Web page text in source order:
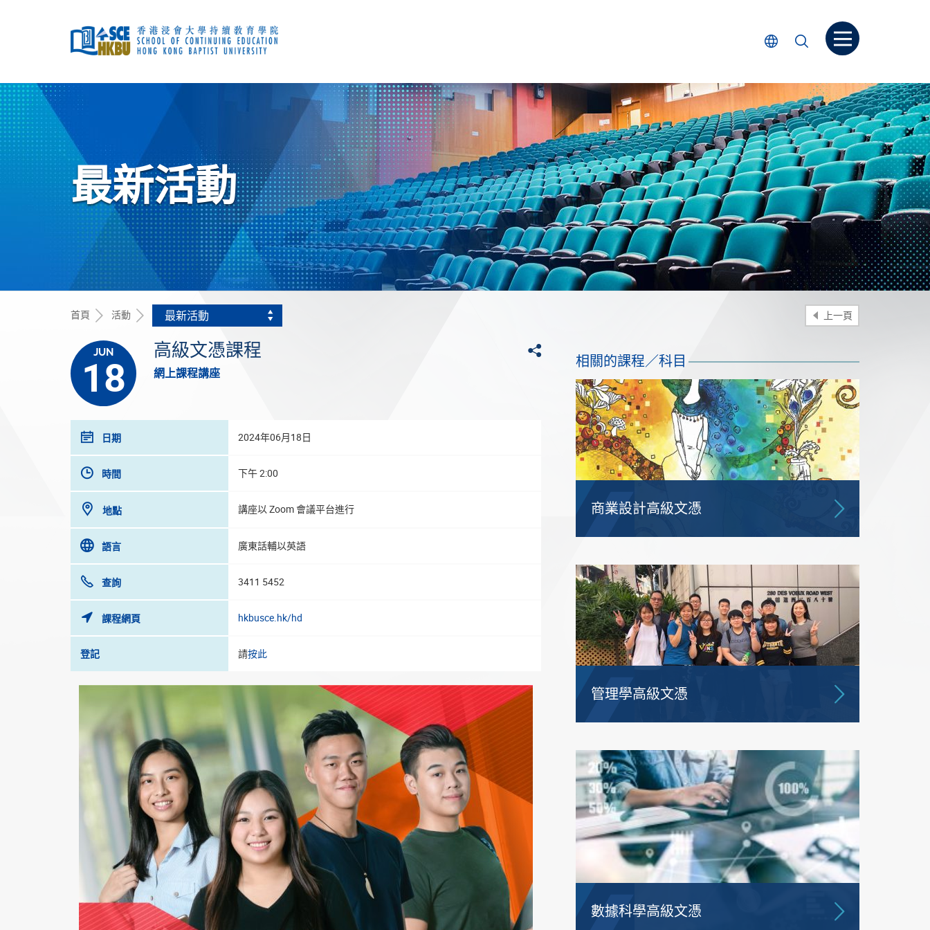
選擇語言
搜尋 打開菜单
開
始
主
要
內
容
最新活動
首頁 活動 最新活動 上一頁
分享
JUN
18
高級文憑課程
網上課程講座
日期 2024年06月18日
時間 下午 2:00
地點 講座以 Zoom 會議平台進行
語言 廣東話輔以英語
查詢 3411 5452
課程網頁 hkbusce.hk/hd
登記 請按此
相關的課程／科目
商業設計高級文憑
管理學高級文憑
數據科學高級文憑